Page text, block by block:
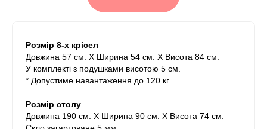
Розмір 8-х крісел
Довжина 57 см. Х Ширина 54 см. Х Висота 84 см.
У комплекті з подушками висотою 5 см.
* Допустиме навантаження до 120 кг
Розмір столу
Довжина 190 см. Х Ширина 90 см. Х Висота 74 см.